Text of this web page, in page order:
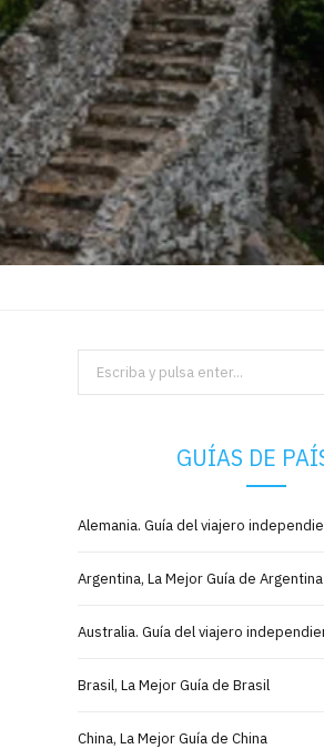
Search
for:
GUÍAS DE
Alemania. Guía del viajero
Argentina, La Mejor Guía de Argentina
Australia. Guía del viajero
Brasil, La Mejor Guía de Brasil
China, La Mejor Guía de China